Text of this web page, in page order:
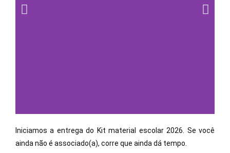
Iniciamos a entrega do Kit material escolar 2026. Se você
ainda não é associado(a), corre que ainda dá tempo.